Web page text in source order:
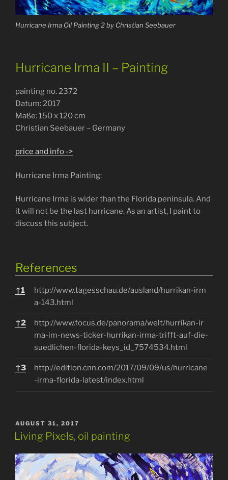
Hurricane Irma Oil Painting 2 by Christian Seebauer
Hurricane Irma II – Painting
painting no. 2372
Datum: 2017
Maße: 150 x 120 cm
Christian Seebauer – Germany
price and info ->
Hurricane Irma Painting:
Hurricane Irma is wider than the Florida peninsula. And
it will not be the last hurricane. As an artist, I paint to
discuss this subject.
References
References
↑1
http://www.tagesschau.de/ausland/hurrikan-irm
a-143.html
↑2
http://www.focus.de/panorama/welt/hurrikan-ir
ma-im-news-ticker-hurrikan-irma-trifft-auf-die-
suedlichen-florida-keys_id_7574534.html
↑3
http://edition.cnn.com/2017/09/09/us/hurricane
-irma-florida-latest/index.html
POSTED
ON
AUGUST 31, 2017
Living Pixels, oil painting